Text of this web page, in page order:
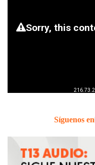
Síguenos en